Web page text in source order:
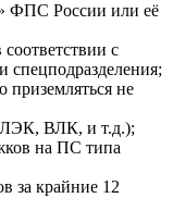
ФПС России или её
с
спецподразделения;
приземляться не
ВЛК, и т.д.);
на ПС типа
за крайние 12